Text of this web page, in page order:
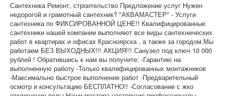
Сантехника Ремонт, строительство Предложение услуг Нужен
недорогой и грамотный сантехник? "АКВАМАСТЕР" - Услуги
сантехника по ФИКСИРОВАННОЙ ЦЕНЕ!! Квалифицированные
сантехники нашей компании выполняют все виды сантехнических
работ в квартирах и офисах Красноярска , а также за городом.Мы
работаем БЕЗ ВЫХОДНЫХ!!! АКЦИЯ!!! Санузел под ключ 10 000
рублей ! Обратившись к нам вы получите: -Гарантию на
выполненную работу -Только квалифицированных монтажников
-Максимально быстрое выполнение работ -Предварительный
осмотр и консультацию БЕСПЛАТНО!! -Согласование с жко